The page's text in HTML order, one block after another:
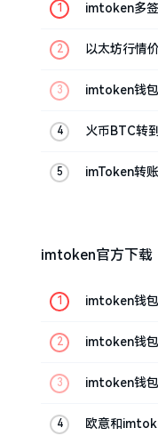
imtoken多
以太坊行情
imtoken钱
火币BTC转
imToken转
imtoken官方下载
imtoken钱
imtoken钱
imtoken钱
欧意和